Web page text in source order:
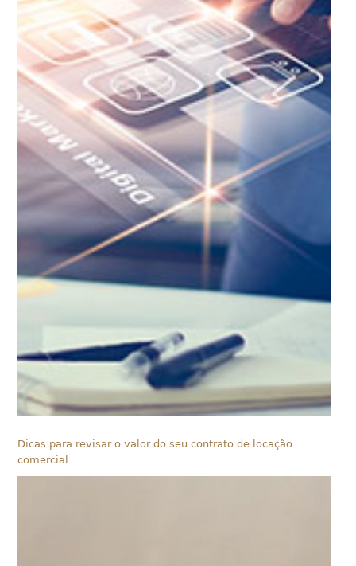
Dicas para revisar o valor do seu contrato de locação
comercial